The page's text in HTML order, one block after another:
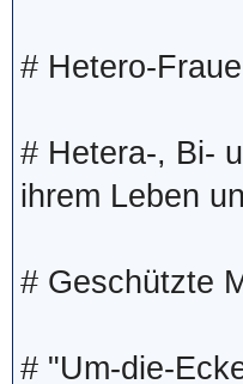
# Hetero-
# Hetera-, Bi-
ihrem Leben
# Geschützte
# "Um-die-